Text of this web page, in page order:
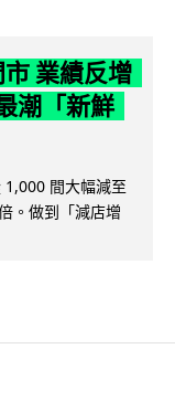
業績反增
潮「新鮮
1,000 間大幅減至
。做到「減店增